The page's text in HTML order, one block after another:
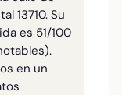
13710. Su
es 51/100
en un